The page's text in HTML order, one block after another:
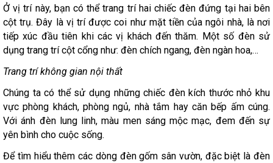
Ở vị trí này, bạn có thể trang trí hai chiếc đèn đứng tại hai bên
cột trụ. Đây là vị trí được coi như mặt tiền của ngôi nhà, là nơi
tiếp xúc đầu tiên khi các vị khách đến thăm. Một số đèn sử
dụng trang trí cột cổng như: đèn chích ngang, đèn ngàn hoa,…
Trang trí không gian nội thất
Chúng ta có thể sử dụng những chiếc đèn kích thước nhỏ khu
vực phòng khách, phòng ngủ, nhà tắm hay căn bếp ấm cúng.
Với ánh đèn lung linh, màu men sáng mộc mạc, đem đến sự
yên bình cho cuộc sống.
Để tìm hiểu thêm các dòng đèn gốm sân vườn, đặc biệt là đèn